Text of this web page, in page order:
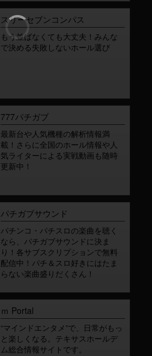
スリーセブンコンパス
もう並ばなくても大丈夫！みんな
で決める失敗しないホール選び
777パチガブ
最新台や人気機種の解析情報満
載！さらに全国のホール情報や人
気ライターによる実戦動画も随時
更新中！
パチガブサウンド
パチンコ・パチスロの楽曲を聴く
なら、パチガブサウンドに決ま
り！各サブスクリプションで無料
配信中！パチ＆スロ好きにはたま
らない楽曲盛りだくさん！
ｍ Portal
“マインドエンタメ”で、日常がもっ
と楽しくなる。テキサスホールデ
ム総合情報サイトです。